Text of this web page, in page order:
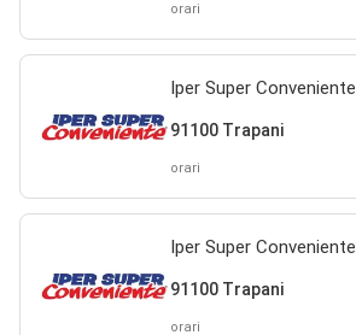
orari
Iper Super Conveniente
91100 Trapani
orari
Iper Super Conveniente
91100 Trapani
orari